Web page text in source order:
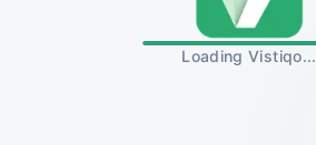
Loading Vistiqo...